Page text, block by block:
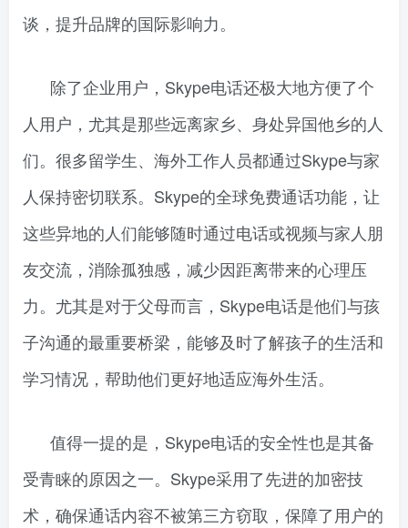
谈，提升品牌的国际影响力。
除了企业用户，Skype电话还极大地方便了个
人用户，尤其是那些远离家乡、身处异国他乡的人
们。很多留学生、海外工作人员都通过Skype与家
人保持密切联系。Skype的全球免费通话功能，让
这些异地的人们能够随时通过电话或视频与家人朋
友交流，消除孤独感，减少因距离带来的心理压
力。尤其是对于父母而言，Skype电话是他们与孩
子沟通的最重要桥梁，能够及时了解孩子的生活和
学习情况，帮助他们更好地适应海外生活。
值得一提的是，Skype电话的安全性也是其备
受青睐的原因之一。Skype采用了先进的加密技
术，确保通话内容不被第三方窃取，保障了用户的